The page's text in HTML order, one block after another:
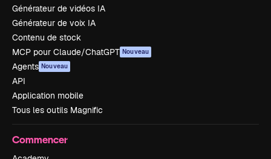
Générateur de vidéos IA
Générateur de voix IA
Contenu de stock
MCP pour Claude/ChatGPT Nouveau
Agents Nouveau
API
Application mobile
Tous les outils Magnific
Commencer